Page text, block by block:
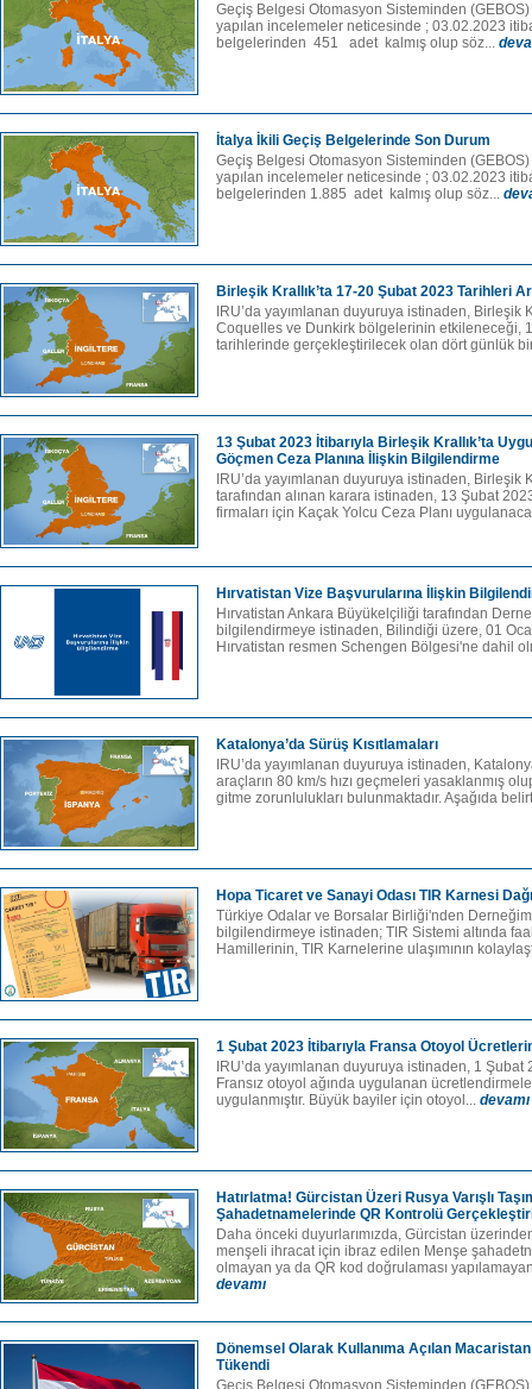
Geçiş Belgesi Otomasyon Sisteminden
yapılan incelemeler neticesinde ; 03.02.2023
belgelerinden 451 adet kalmış olup söz...
İtalya İkili Geçiş Belgelerinde Son Durum
Geçiş Belgesi Otomasyon Sisteminden
yapılan incelemeler neticesinde ; 03.02.2023
belgelerinden 1.885 adet kalmış olup söz...
Birleşik Krallık’ta 17-20 Şubat 2023 Tarihleri
IRU’da yayımlanan duyuruya istinaden, Birleşik
Coquelles ve Dunkirk bölgelerinin etkileneceği,
tarihlerinde gerçekleştirilecek olan dört günlük
13 Şubat 2023 İtibarıyla Birleşik Krallık’ta
Göçmen Ceza Planına İlişkin Bilgilendirme
IRU’da yayımlanan duyuruya istinaden, Birleşik
tarafından alınan karara istinaden, 13 Şubat
firmaları için Kaçak Yolcu Ceza Planı
Hırvatistan Vize Başvurularına İlişkin
Hırvatistan Ankara Büyükelçiliği tarafından
bilgilendirmeye istinaden, Bilindiği üzere, 01
Hırvatistan resmen Schengen Bölgesi'ne dahil
Katalonya’da Sürüş Kısıtlamaları
IRU’da yayımlanan duyuruya istinaden,
araçların 80 km/s hızı geçmeleri yasaklanmış
gitme zorunlulukları bulunmaktadır. Aşağıda
Hopa Ticaret ve Sanayi Odası TIR Karnesi
Türkiye Odalar ve Borsalar Birliği'nden
bilgilendirmeye istinaden; TIR Sistemi altında
Hamillerinin, TIR Karnelerine ulaşımının
1 Şubat 2023 İtibarıyla Fransa Otoyol
IRU’da yayımlanan duyuruya istinaden, 1 Şubat
Fransız otoyol ağında uygulanan
uygulanmıştır. Büyük bayiler için otoyol... devamı
Hatırlatma! Gürcistan Üzeri Rusya Varışlı
Şahadetnamelerinde QR Kontrolü
Daha önceki duyurlarımızda, Gürcistan
menşeli ihracat için ibraz edilen Menşe
olmayan ya da QR kod doğrulaması
devamı
Dönemsel Olarak Kullanıma Açılan
Tükendi
Geçiş Belgesi Otomasyon Sisteminden